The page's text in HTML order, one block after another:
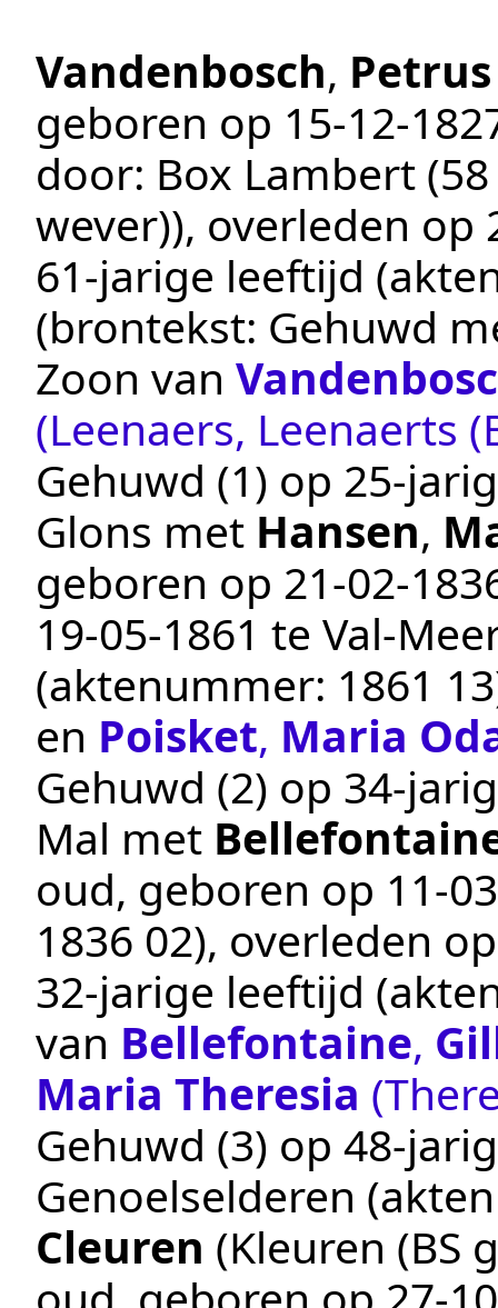
Vandenbosch,
geboren op
door: Box Lambert
wever)), overleden op
61-jarige leeftijd
(brontekst: Gehuwd
Zoon van
(Leenaers, Leenaerts
Gehuwd (1) op 25-
Glons met Hansen,
geboren op
19‑05‑1861 te Val-
(aktenummer: 1861 13
en Poisket, Maria
Gehuwd (2) op 34-
Mal met
oud, geboren op
1836 02), overleden
32-jarige leeftijd
van Bellefontaine,
Maria Theresia
Gehuwd (3) op 48-
Genoelselderen
Cleuren (Kleuren (BS